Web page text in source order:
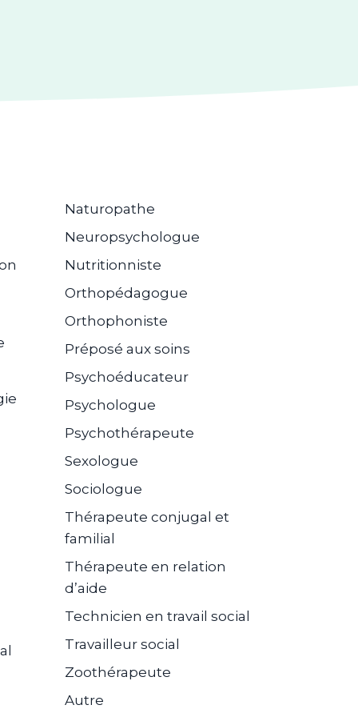
Naturopathe
Neuropsychologue
Nutritionniste
Orthopédagogue
Orthophoniste
Préposé aux soins
Psychoéducateur
Psychologue
Psychothérapeute
Sexologue
Sociologue
Thérapeute conjugal et
familial
Thérapeute en relation
d’aide
Technicien en travail social
Travailleur social
Zoothérapeute
Autre